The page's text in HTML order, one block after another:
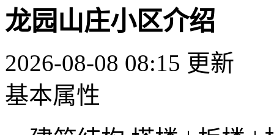
龙园山庄小区介绍
2026-08-08 08:15 更新
基本属性